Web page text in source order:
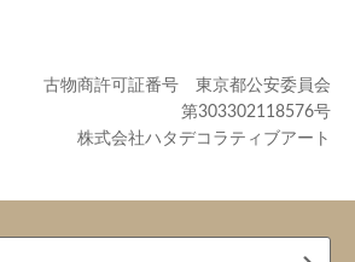
古物商許可証番号 東京都公安委員会
第303302118576号
株式会社ハタデコラティブアート